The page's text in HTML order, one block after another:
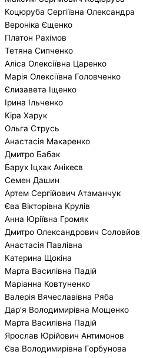
Коцюруба Сергіївна Олександра
Вероніка Єщенко
Платон Рахімов
Тетяна Сипченко
Аліса Олексіївна Царенко
Марія Олексіївна Головченко
Єлизавета Іщенко
Ірина Ільченко
Кіра Харук
Ольга Струсь
Анастасія Макаренко
Дмитро Бабак
Барух Іцхак Анікеєв
Семен Дашин
Артем Сергійович Атаманчук
Єва Вікторівна Крулів
Анна Юріївна Громяк
Дмитро Олександрович Соловйов
Анастасія Павлівна
Катерина Щокіна
Марта Василівна Падій
Маріанна Ковтуненко
Валерія Вячеславівна Ряба
Дар’я Володимирівна Мощенко
Марта Василівна Падій
Ярослав Юрійович Антимонов
Єва Володимирівна Горбунова